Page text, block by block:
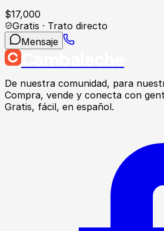
$17,000
Gratis · Trato directo
Mensaje
De nuestra comunidad, para
Compra, vende y conecta con
Gratis, fácil, en español.